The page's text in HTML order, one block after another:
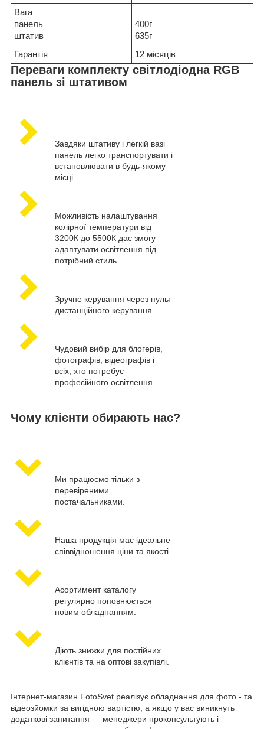
Вага
панель
штатив
400г
635г
Гарантія
12 місяців
Переваги комплекту світлодіодна RGB
панель зі штативом
Завдяки штативу і легкій вазі
панель легко транспортувати і
встановлювати в будь-якому
місці.
Можливість налаштування
колірної температури від
3200К до 5500К дає змогу
адаптувати освітлення під
потрібний стиль.
Зручне керування через пульт
дистанційного керування.
Чудовий вибір для блогерів,
фотографів, відеографів і
всіх, хто потребує
професійного освітлення.
Чому клієнти обирають нас?
Ми працюємо тільки з
перевіреними
постачальниками.
Наша продукція має ідеальне
співвідношення ціни та якості.
Асортимент каталогу
регулярно поповнюється
новим обладнанням.
Діють знижки для постійних
клієнтів та на оптові закупівлі.
Інтернет-магазин FotoSvet реалізує обладнання для фото - та
відеозйомки за вигідною вартістю, а якщо у вас виникнуть
додаткові запитання — менеджери проконсультують і